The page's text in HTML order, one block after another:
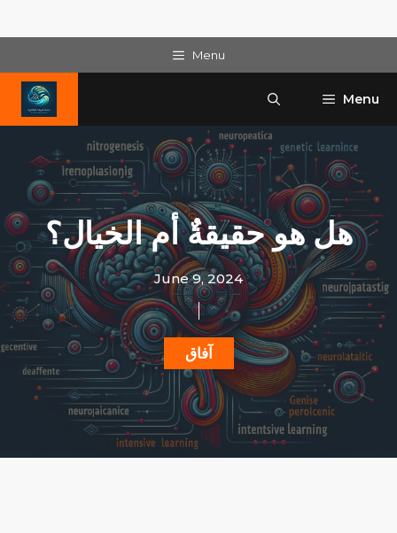
content
Menu
Menu
هل هو حقيقةٌ أم الخيال؟
June 9, 2024
آفاق